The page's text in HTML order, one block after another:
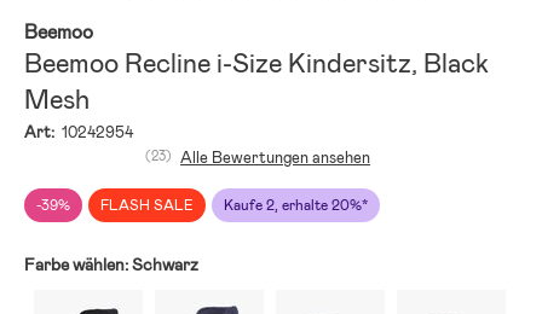
Beemoo
Beemoo Recline i-Size Kindersitz, Black
Mesh
Art: 10242954
-39% FLASH SALE Kaufe 2, erhalte 20%*
(23) Alle Bewertungen ansehen
Farbe wählen:Schwarz